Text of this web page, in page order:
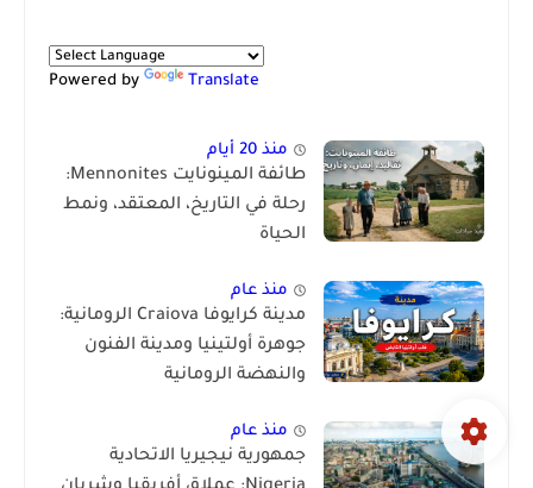
Powered by Translate
منذ 20 أيام
طائفة المينونايت Mennonites:
رحلة في التاريخ، المعتقد، ونمط
الحياة
منذ عام
مدينة كرايوفا Craiova الرومانية:
جوهرة أولتينيا ومدينة الفنون
والنهضة الرومانية
منذ عام
جمهورية نيجيريا الاتحادية